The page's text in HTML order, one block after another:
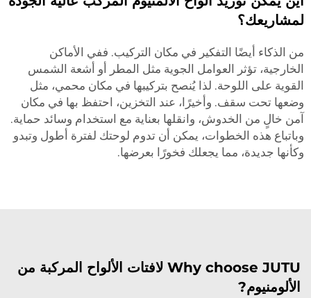
لمشاريعك؟
من الذكاء أيضًا التفكير في مكان التركيب. ففي الأماكن
الخارجية، تؤثر العوامل الجوية مثل المطر أو أشعة الشمس
القوية على اللوحة. لذا يُنصح بتركيبها في مكان محمي، مثل
وضعها تحت سقف. وأخيرًا، عند التخزين، احتفظ بها في مكان
آمن خالٍ من الخدوش، وانقلها بعناية مع استخدام وسائد حماية.
وباتباع هذه الخطوات، يمكن أن تدوم لوحتك لفترة أطول وتبدو
وكأنها جديدة، مما يجعلك فخورًا بعرضها.
Why choose JUTU لافتات الألواح المركبة من
الألومنيوم?